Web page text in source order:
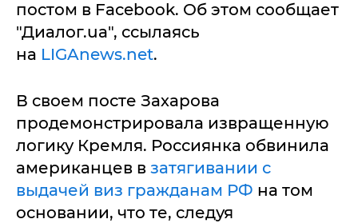
постом в Facebook. Об этом сообщает
"Диалог.ua", ссылаясь
на LIGAnews.net.
В своем посте Захарова
продемонстрировала извращенную
логику Кремля. Россиянка обвинила
американцев в затягивании с
выдачей виз гражданам РФ на том
основании, что те, следуя